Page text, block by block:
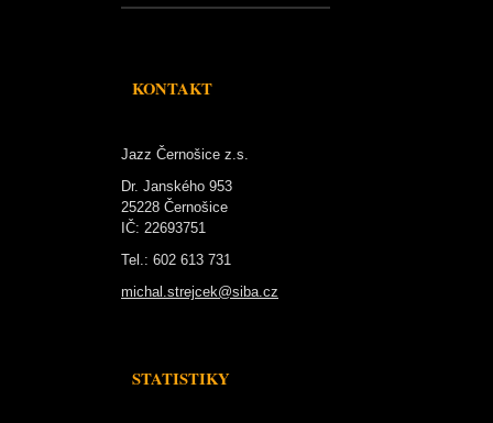
KONTAKT
Jazz Černošice z.s.
Dr. Janského 953
25228 Černošice
IČ: 22693751
Tel.: 602 613 731
michal.strejcek@siba.cz
STATISTIKY